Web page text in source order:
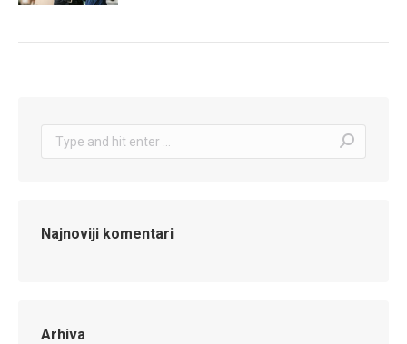
Search:
Najnoviji komentari
Arhiva